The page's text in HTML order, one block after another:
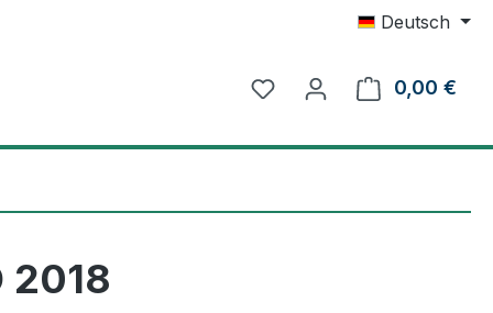
Deutsch
0,00 €
2018